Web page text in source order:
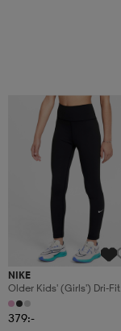
NIKE
Older Kids' (girls') Dri-Fit
High-Waisted Leggings
One
379:-